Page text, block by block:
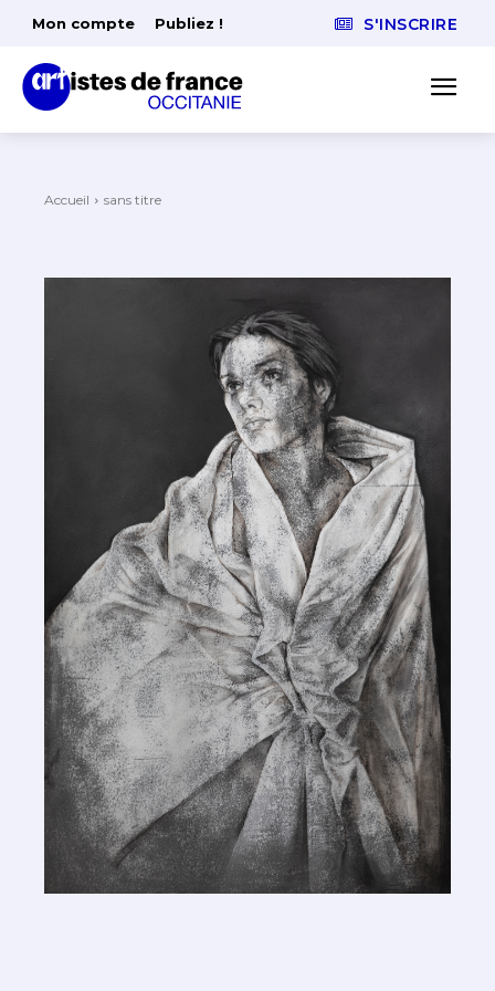
Mon compte Publiez ! S'INSCRIRE
Accueil sans titre